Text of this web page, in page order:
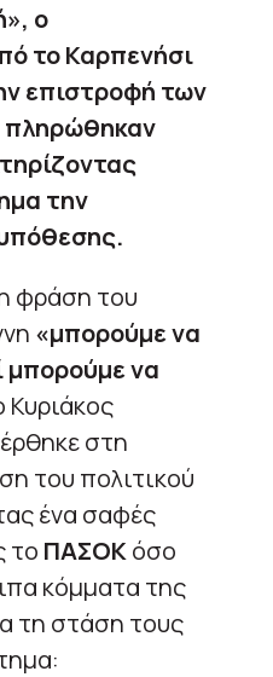
ο
το Καρπενήσι
επιστροφή των
πληρώθηκαν
την
φράση του
«μπορούμε να
μπορούμε να
Κυριάκος
στη
του πολιτικού
ένα σαφές
το ΠΑΣΟΚόσο
κόμματα της
τη στάση τους